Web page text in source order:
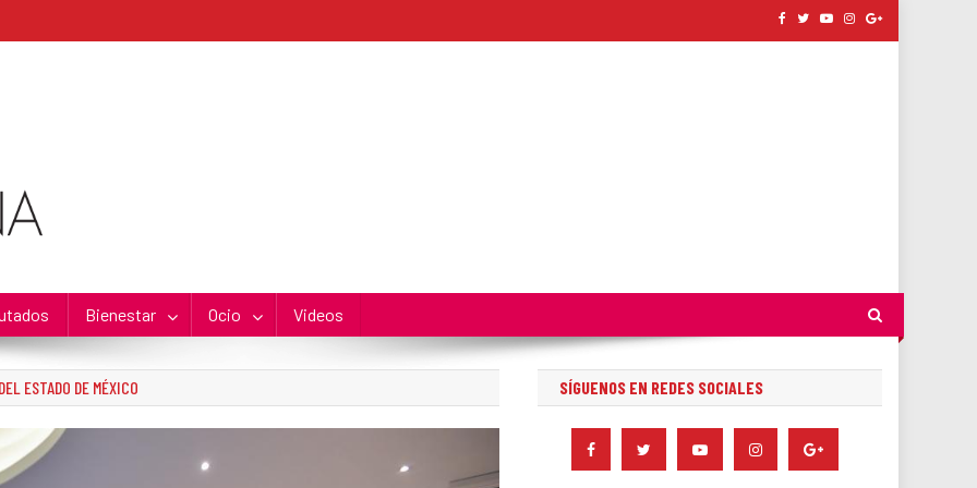
Bienestar Ocio Videos
ESTADO DE MÉXICO SÍGUENOS EN REDES SOCIALES